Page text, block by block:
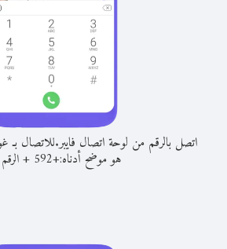
اتصل بالرقم من لوحة اتصال فايبر.للاتصال بـ
هو موضح أدناه:+
592
+